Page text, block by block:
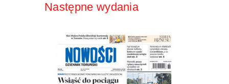
Następne wydania